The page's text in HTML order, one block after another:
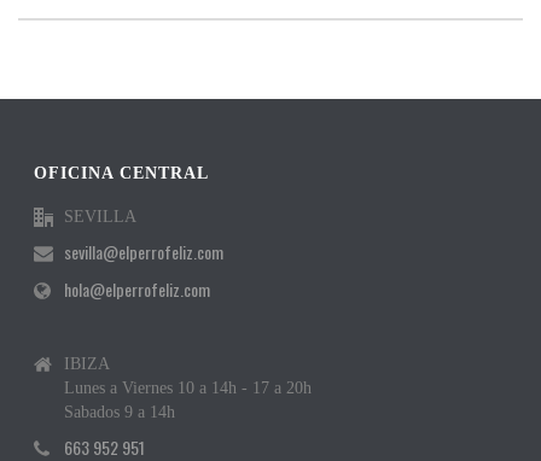
OFICINA CENTRAL
SEVILLA
sevilla@elperrofeliz.com
hola@elperrofeliz.com
IBIZA
Lunes a Viernes 10 a 14h - 17 a 20h
Sabados 9 a 14h
663 952 951